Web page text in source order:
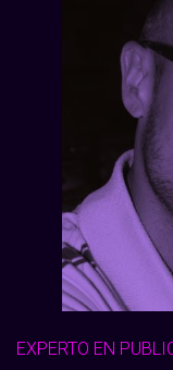
EXPERTO EN